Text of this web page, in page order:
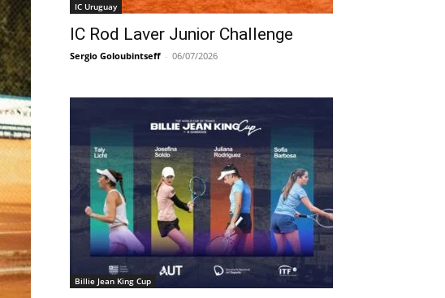
IC Uruguay
IC Rod Laver Junior Challenge
Sergio Goloubintseff - 06/07/2026
Billie Jean King Cup